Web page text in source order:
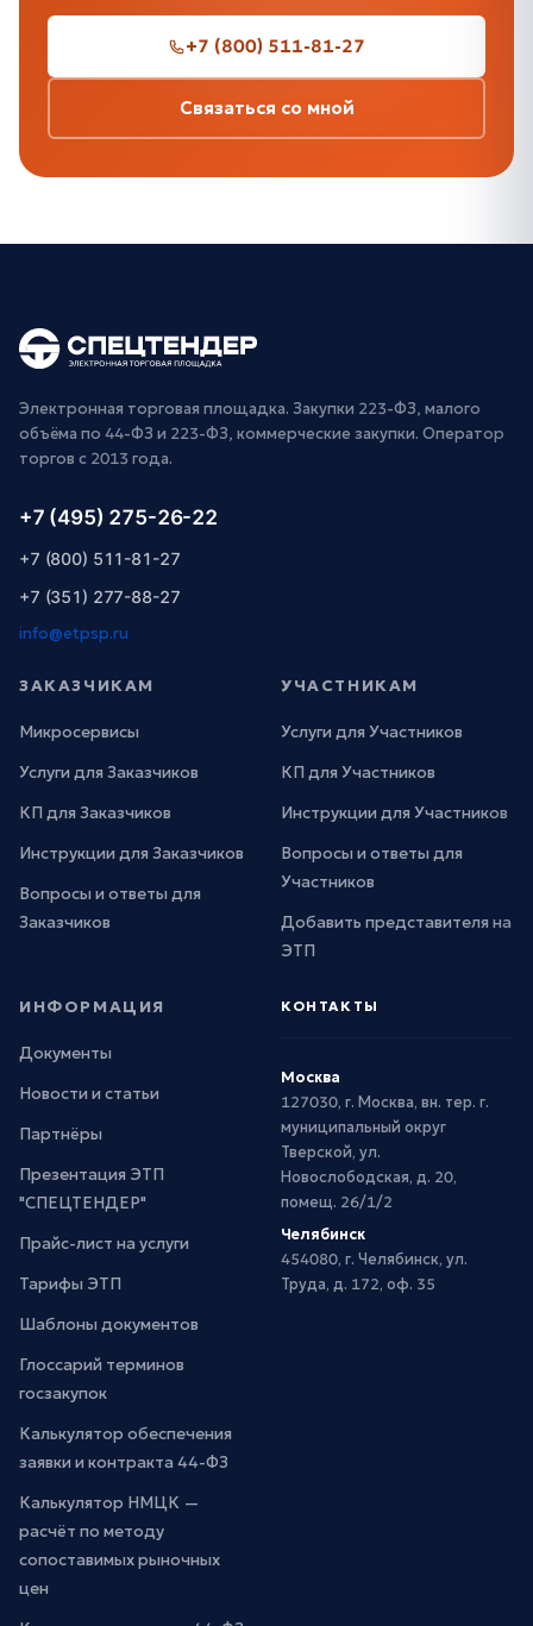
+7 (800) 511-81-27
Связаться со мной
Электронная торговая площадка. Закупки 223-ФЗ, малого
объёма по 44-ФЗ и 223-ФЗ, коммерческие закупки. Оператор
торгов с 2013 года.
+7 (495) 275-26-22
+7 (800) 511-81-27
+7 (351) 277-88-27
info@etpsp.ru
ЗАКАЗЧИКАМ
Микросервисы
Услуги для Заказчиков
КП для Заказчиков
Инструкции для Заказчиков
Вопросы и ответы для
Заказчиков
УЧАСТНИКАМ
Услуги для Участников
КП для Участников
Инструкции для Участников
Вопросы и ответы для
Участников
Добавить представителя на
ЭТП
ИНФОРМАЦИЯ
Документы
Новости и статьи
Партнёры
Презентация ЭТП
"СПЕЦТЕНДЕР"
Прайс-лист на услуги
Тарифы ЭТП
Шаблоны документов
Глоссарий терминов
госзакупок
Калькулятор обеспечения
заявки и контракта 44-ФЗ
Калькулятор НМЦК —
расчёт по методу
сопоставимых рыночных
цен
КОНТАКТЫ
Москва
127030, г. Москва, вн. тер. г.
муниципальный округ
Тверской, ул.
Новослободская, д. 20,
помещ. 26/1/2
Челябинск
454080, г. Челябинск, ул.
Труда, д. 172, оф. 35